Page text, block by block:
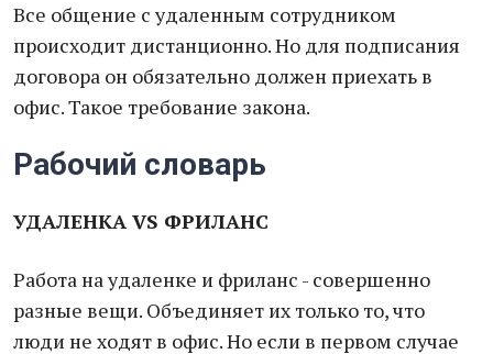
Все общение с удаленным сотрудником
происходит дистанционно. Но для подписания
договора он обязательно должен приехать в
офис. Такое требование закона.
Рабочий словарь
УДАЛЕНКА VS ФРИЛАНС
Работа на удаленке и фриланс - совершенно
разные вещи. Объединяет их только то, что
люди не ходят в офис. Но если в первом случае